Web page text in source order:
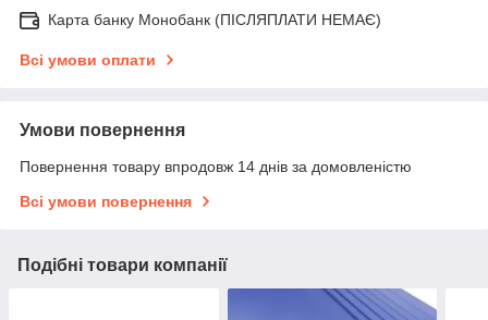
Карта банку Монобанк (ПІСЛЯПЛАТИ НЕМАЄ)
Всі умови оплати
Умови повернення
Повернення товару впродовж 14 днів за домовленістю
Всі умови повернення
Подібні товари компанії